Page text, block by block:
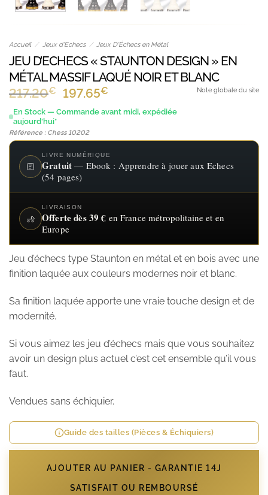
Accueil / Jeux d'Echecs / Jeux D'Échecs en Métal
JEU D’ECHECS « STAUNTON DESIGN » EN
MÉTAL MASSIF LAQUÉ NOIR ET BLANC
217.20€
Le
prix
était :
217.20€.
197.65€
prix
est :
197.65€.
En Stock — Commande avant midi, expédiée
aujourd'hui*
Référence : Chess 10202
Note globale du site
LIVRE NUMÉRIQUE
Gratuit — Ebook : Apprendre à jouer aux Echecs
(54 pages)
LIVRAISON
Offerte dès 39 € en France métropolitaine et en
Europe
Jeu d’échecs type Staunton en métal et en bois avec une
finition laquée aux couleurs modernes noir et blanc.
Sa finition laquée apporte une vraie touche design et de
modernité.
Si vous aimez les jeu d’échecs mais que vous souhaitez
avoir un design plus actuel c’est cet ensemble qu’il vous
faut.
Vendues sans échiquier.
Guide des tailles (Pièces & Échiquiers)
AJOUTER AU PANIER - GARANTIE 14J
SATISFAIT OU REMBOURSÉ